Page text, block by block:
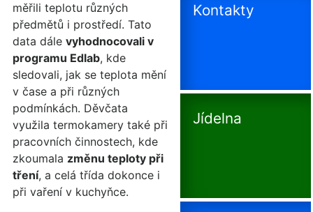
měřili teplotu různých
předmětů i prostředí. Tato
data dále vyhodnocovali v
programu Edlab, kde
sledovali, jak se teplota mění
v čase a při různých
podmínkách. Děvčata
využila termokamery také při
pracovních činnostech, kde
zkoumala změnu teploty při
tření, a celá třída dokonce i
při vaření v kuchyňce.
Kontakty
Jídelna